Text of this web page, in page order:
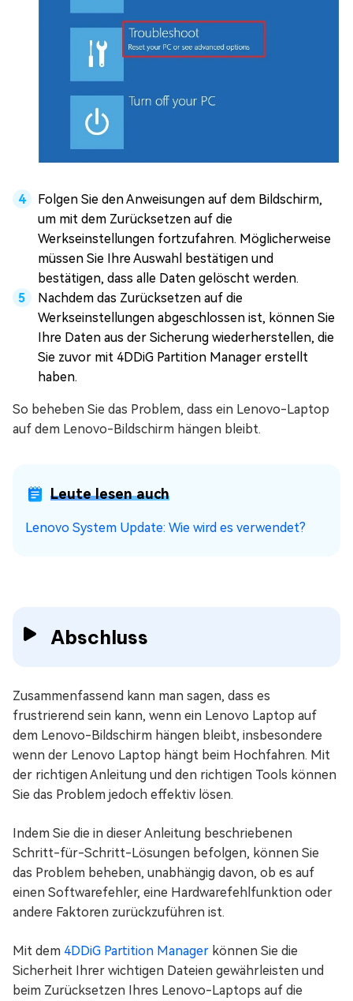
Folgen Sie den Anweisungen auf dem Bildschirm,
um mit dem Zurücksetzen auf die
Werkseinstellungen fortzufahren. Möglicherweise
müssen Sie Ihre Auswahl bestätigen und
bestätigen, dass alle Daten gelöscht werden.
Nachdem das Zurücksetzen auf die
Werkseinstellungen abgeschlossen ist, können Sie
Ihre Daten aus der Sicherung wiederherstellen, die
Sie zuvor mit 4DDiG Partition Manager erstellt
haben.
So beheben Sie das Problem, dass ein Lenovo-Laptop
auf dem Lenovo-Bildschirm hängen bleibt.
Leute lesen auch
Lenovo System Update: Wie wird es verwendet?
Abschluss
Zusammenfassend kann man sagen, dass es
frustrierend sein kann, wenn ein Lenovo Laptop auf
dem Lenovo-Bildschirm hängen bleibt, insbesondere
wenn der Lenovo Laptop hängt beim Hochfahren. Mit
der richtigen Anleitung und den richtigen Tools können
Sie das Problem jedoch effektiv lösen.
Indem Sie die in dieser Anleitung beschriebenen
Schritt-für-Schritt-Lösungen befolgen, können Sie
das Problem beheben, unabhängig davon, ob es auf
einen Softwarefehler, eine Hardwarefehlfunktion oder
andere Faktoren zurückzuführen ist.
Mit dem 4DDiG Partition Manager können Sie die
Sicherheit Ihrer wichtigen Dateien gewährleisten und
beim Zurücksetzen Ihres Lenovo-Laptops auf die